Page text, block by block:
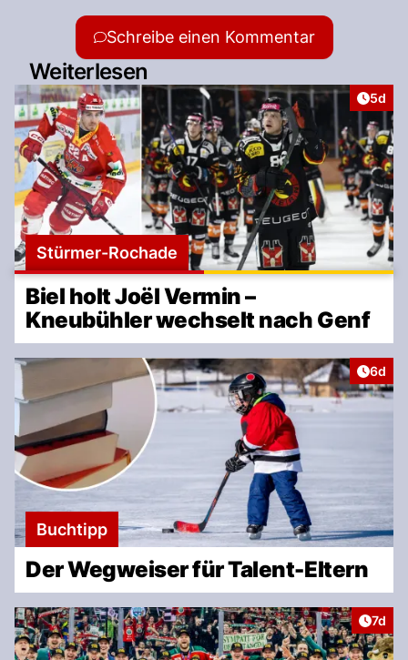
Schreibe einen Kommentar
Weiterlesen
5d
Stürmer-Rochade
Biel holt Joël Vermin –
Kneubühler wechselt nach Genf
6d
Buchtipp
Der Wegweiser für Talent-Eltern
7d